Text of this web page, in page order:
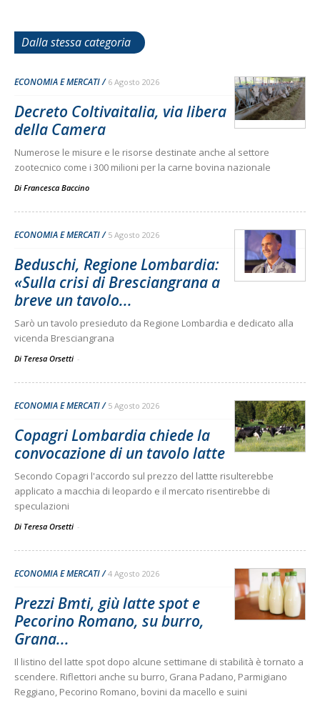
Dalla stessa categoria
ECONOMIA E MERCATI 6 Agosto 2026
Decreto Coltivaitalia, via libera
della Camera
Numerose le misure e le risorse destinate anche al settore
zootecnico come i 300 milioni per la carne bovina nazionale
Di Francesca Baccino
ECONOMIA E MERCATI 5 Agosto 2026
Beduschi, Regione Lombardia:
«Sulla crisi di Bresciangrana a
breve un tavolo...
Sarò un tavolo presieduto da Regione Lombardia e dedicato alla
vicenda Bresciangrana
Di Teresa Orsetti -
ECONOMIA E MERCATI 5 Agosto 2026
Copagri Lombardia chiede la
convocazione di un tavolo latte
Secondo Copagri l'accordo sul prezzo del lattte risulterebbe
applicato a macchia di leopardo e il mercato risentirebbe di
speculazioni
Di Teresa Orsetti -
ECONOMIA E MERCATI 4 Agosto 2026
Prezzi Bmti, giù latte spot e
Pecorino Romano, su burro,
Grana...
Il listino del latte spot dopo alcune settimane di stabilità è tornato a
scendere. Riflettori anche su burro, Grana Padano, Parmigiano
Reggiano, Pecorino Romano, bovini da macello e suini